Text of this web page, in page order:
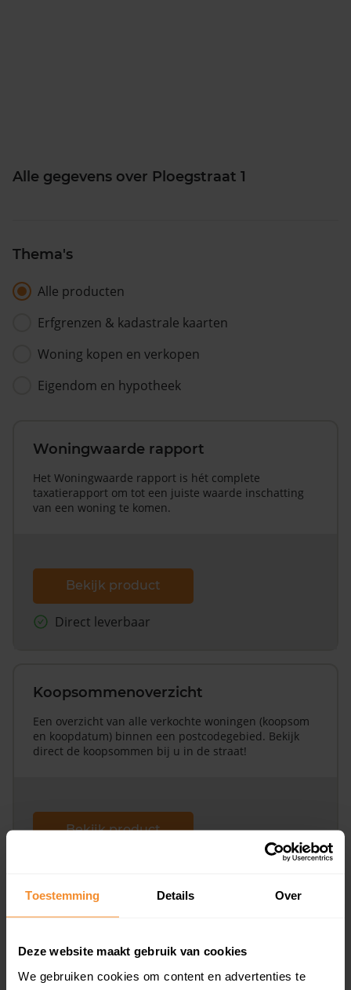
Toestemming Details Over
Deze website maakt gebruik van cookies
We gebruiken cookies om content en advertenties te
Alle gegevens over Ploegstraat 1
Thema's
Alle producten
Erfgrenzen & kadastrale kaarten
Woning kopen en verkopen
Eigendom en hypotheek
Woningwaarde rapport
Het Woningwaarde rapport is hét complete
taxatierapport om tot een juiste waarde inschatting
van een woning te komen.
Bekijk product
Direct leverbaar
Koopsommenoverzicht
Een overzicht van alle verkochte woningen (koopsom
en koopdatum) binnen een postcodegebied. Bekijk
direct de koopsommen bij u in de straat!
Bekijk product
updates)
Inclusief 1 jaar gratis updates